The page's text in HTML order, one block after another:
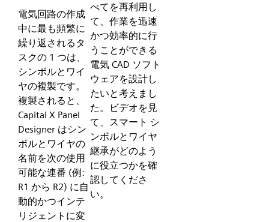
電気回路の作成
中に最も頻繁に
繰り返されるタ
スクの 1 つは、
シンボルとワイ
ヤの複製です。
複製されると、
Capital X Panel
Designer はシン
ボルとワイヤの
名前を次の使用
可能な連番 (例:
R1 から R2) に自
動的かつインテ
リジェントに変
べてを再利用し
て、作業を迅速
かつ効率的に行
うことができる
電気 CAD ソフト
ウェアを設計し
たいと考えまし
た。ビデオを見
て、スマート シ
ンボルとワイヤ
継承がどのよう
に役立つかを確
認してくださ
い。